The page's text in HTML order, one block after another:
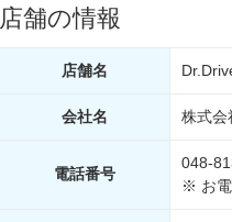
店舗の情報
店舗名
会社名 株式会
電話番号
048-
※ お電